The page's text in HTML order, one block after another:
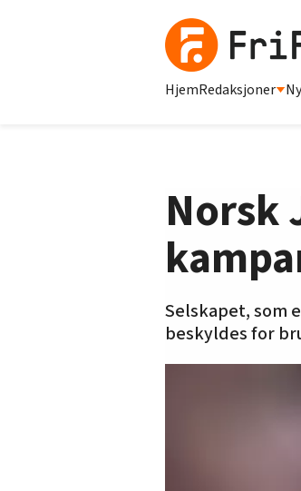
HjemRedaksjoner
Norsk
Selskapet, som
beskyldes for